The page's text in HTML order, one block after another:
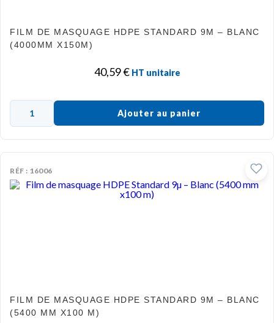
FILM DE MASQUAGE HDPE STANDARD 9Μ – BLANC
(4000MM X150M)
40,59€ HT unitaire
Ajouter au panier
RÉF : 16006
FILM DE MASQUAGE HDPE STANDARD 9Μ – BLANC
(5400 MM X100 M)